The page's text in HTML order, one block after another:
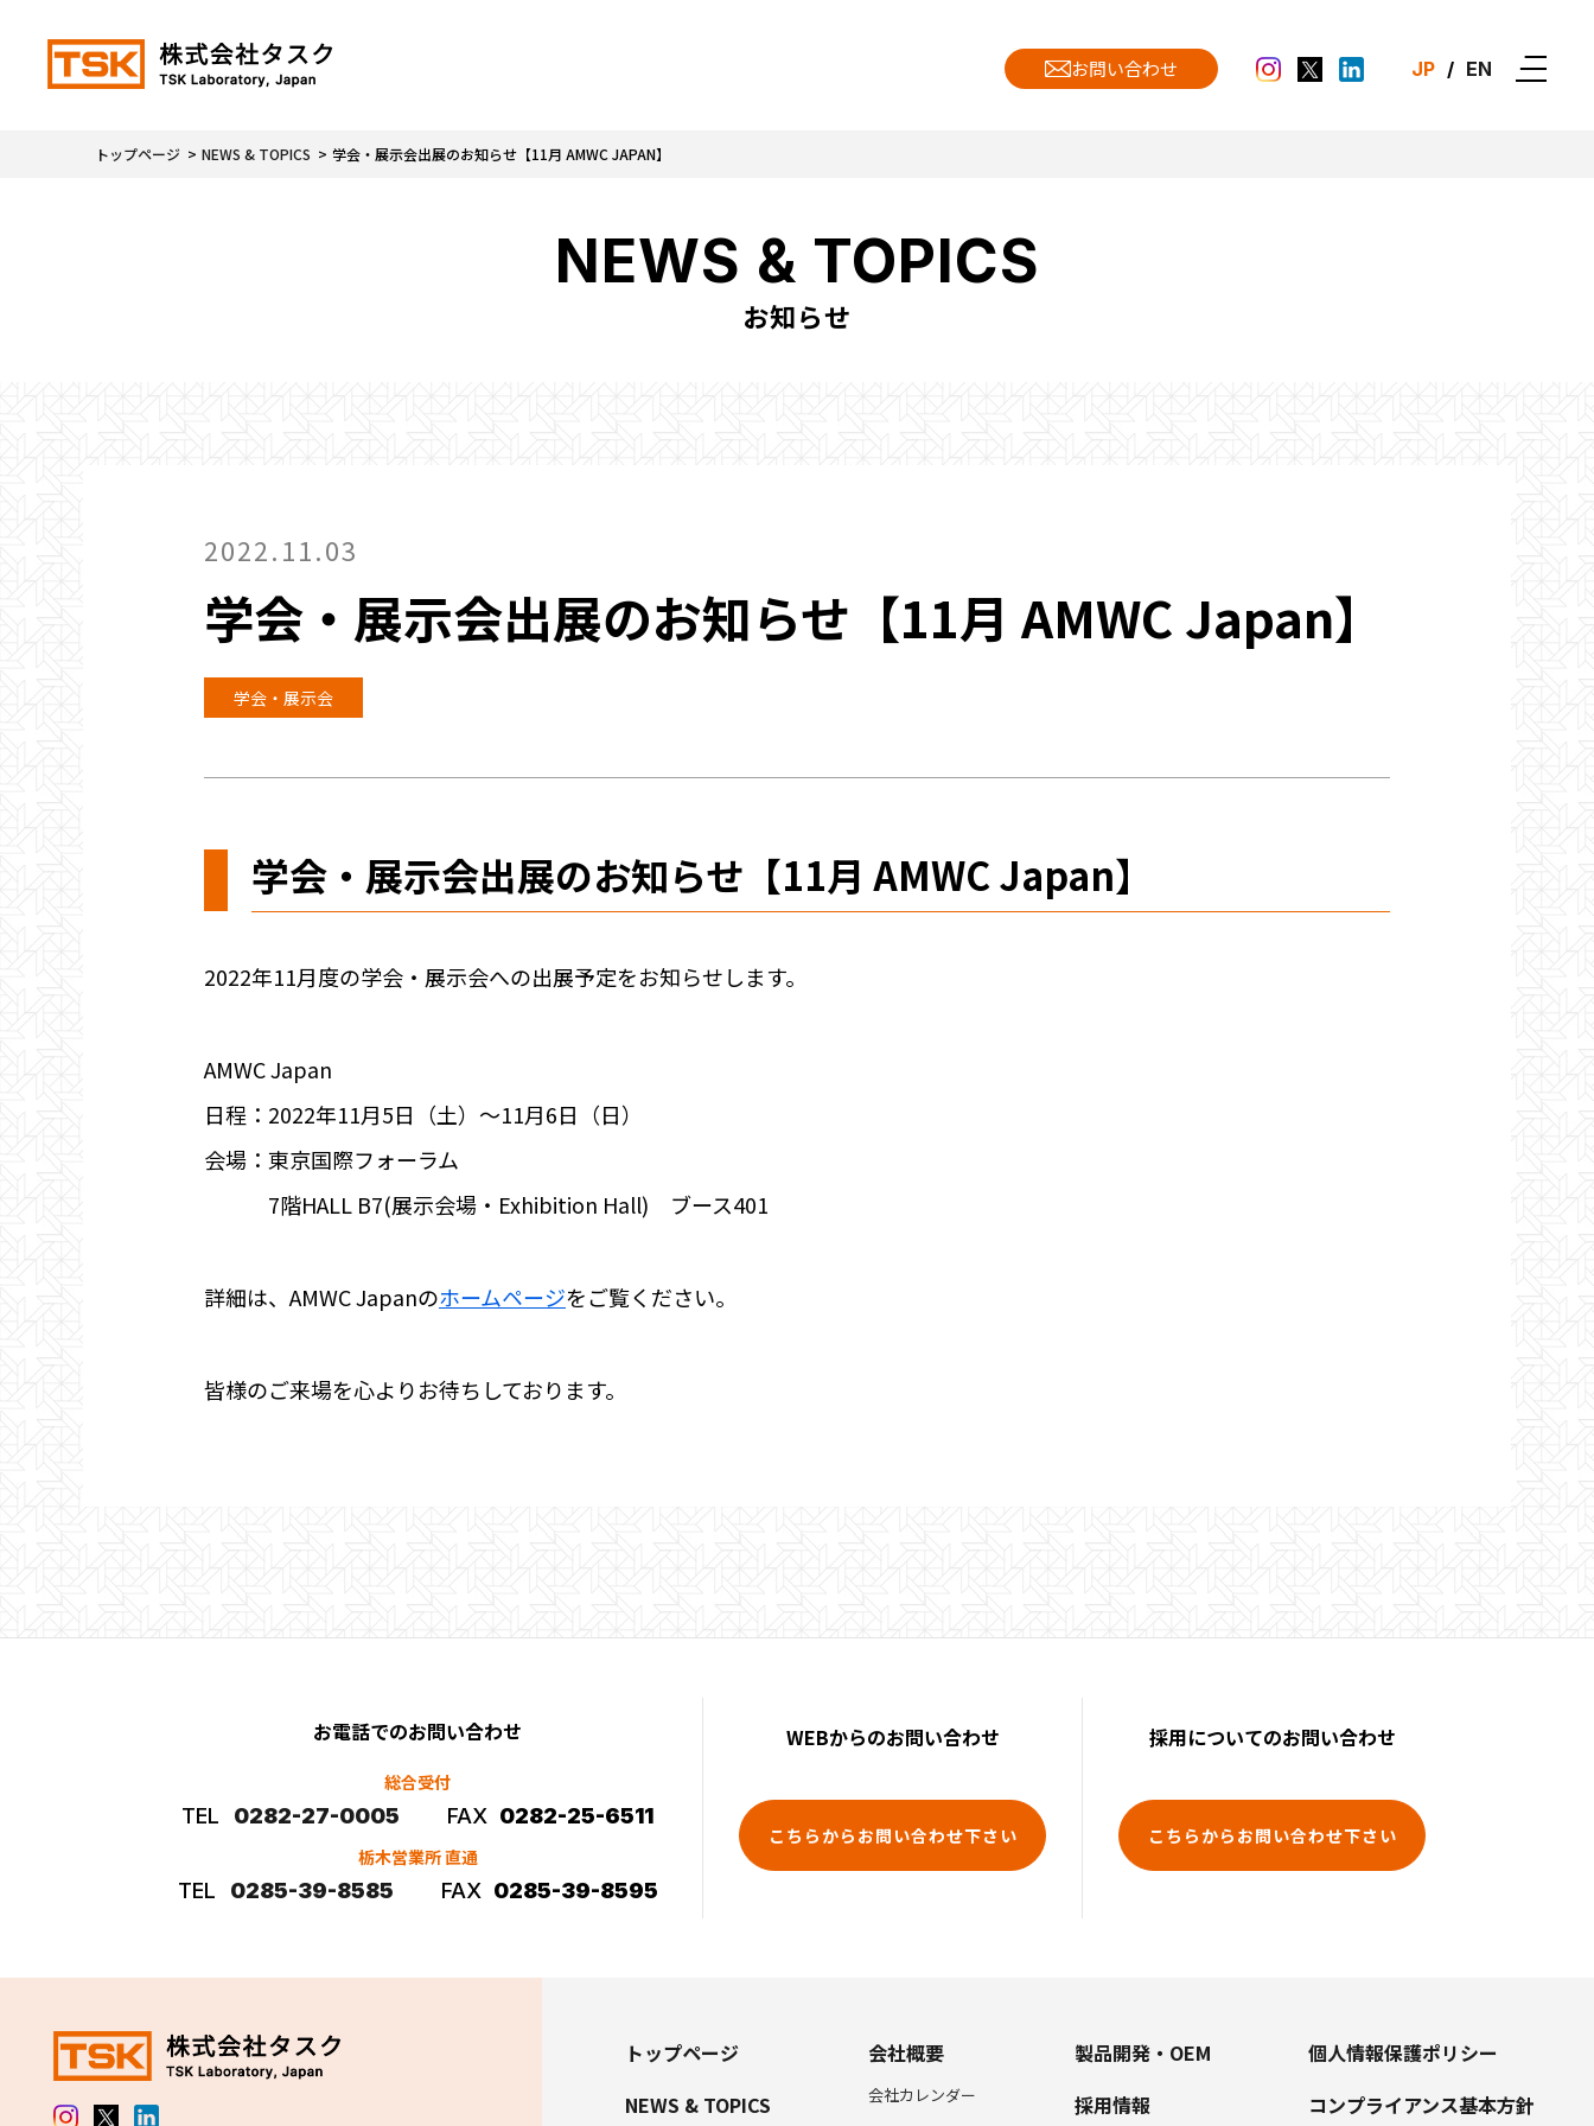
お問い合わせ JP / EN
トップページ NEWS & TOPICS 学会・展示会出展のお知らせ【11月 AMWC JAPAN】
NEWS & TOPICS
お知らせ
2022.11.03
学会・展示会出展のお知らせ【11月 AMWC Japan】
学会・展示会
学会・展示会出展のお知らせ【11月 AMWC Japan】
2022年11月度の学会・展示会への出展予定をお知らせします。
AMWC Japan
日程：2022年11月5日（土）～11月6日（日）
会場：東京国際フォーラム
7階HALL B7(展⽰会場・Exhibition Hall) ブース401
詳細は、AMWC Japanのホームページをご覧ください。
皆様のご来場を心よりお待ちしております。
お電話でのお問い合わせ
総合受付
TEL 0282-27-0005 FAX 0282-25-6511
栃木営業所 直通
TEL 0285-39-8585 FAX 0285-39-8595
WEBからのお問い合わせ
こちらからお問い合わせ下さい
採用についてのお問い合わせ
こちらからお問い合わせ下さい
トップページ
NEWS & TOPICS
会社概要
会社カレンダー
製品開発・OEM
採用情報
個人情報保護ポリシー
コンプライアンス基本方針